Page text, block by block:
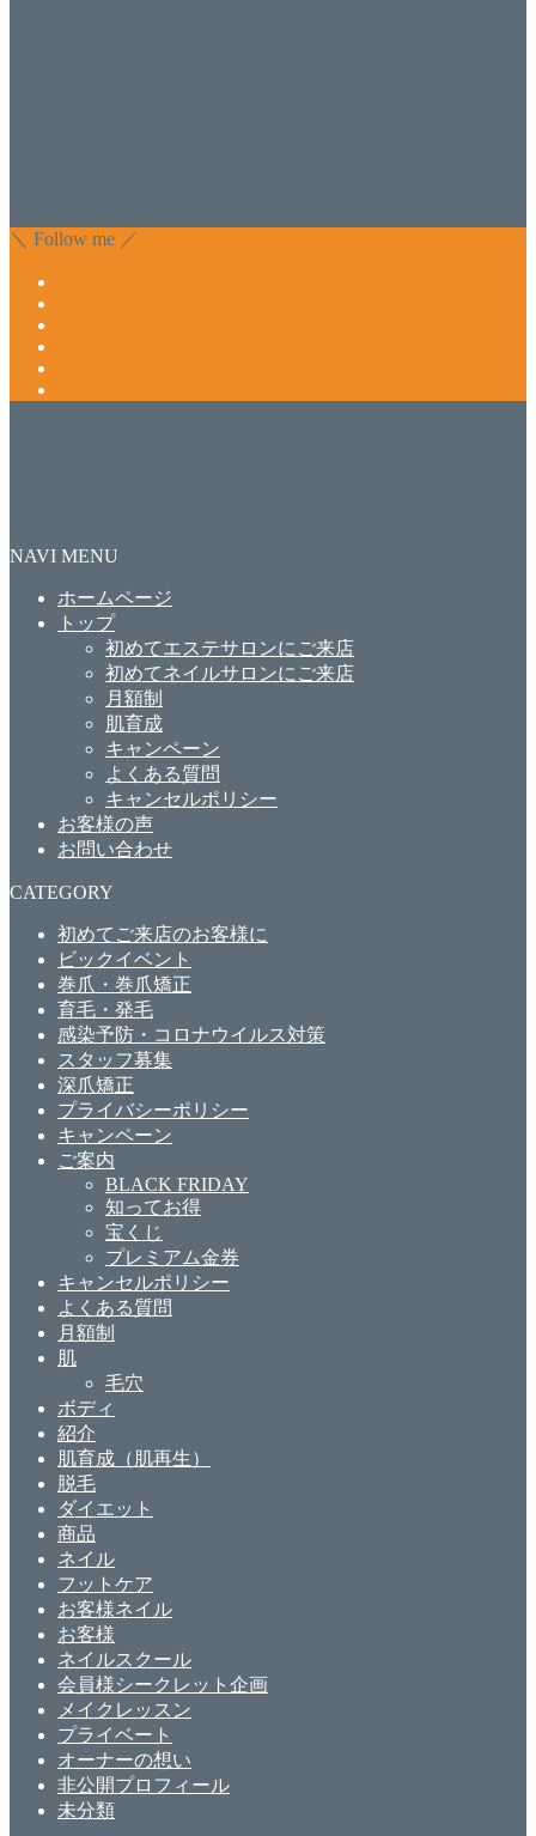
＼ Follow me ／
NAVI MENU
ホームページ
トップ
初めてエステサロンにご来店
初めてネイルサロンにご来店
月額制
肌育成
キャンペーン
よくある質問
キャンセルポリシー
お客様の声
お問い合わせ
CATEGORY
初めてご来店のお客様に
ビックイベント
巻爪・巻爪矯正
育毛・発毛
感染予防・コロナウイルス対策
スタッフ募集
深爪矯正
プライバシーポリシー
キャンペーン
ご案内
BLACK FRIDAY
知ってお得
宝くじ
プレミアム金券
キャンセルポリシー
よくある質問
月額制
肌
毛穴
ボディ
紹介
肌育成（肌再生）
脱毛
ダイエット
商品
ネイル
フットケア
お客様ネイル
お客様
ネイルスクール
会員様シークレット企画
メイクレッスン
プライベート
オーナーの想い
非公開プロフィール
未分類